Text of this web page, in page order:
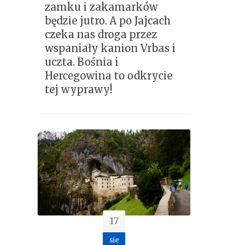
zamku i zakamarków
będzie jutro. A po Jajcach
czeka nas droga przez
wspaniały kanion Vrbas i
uczta. Bośnia i
Hercegowina to odkrycie
tej wyprawy!
17
sie